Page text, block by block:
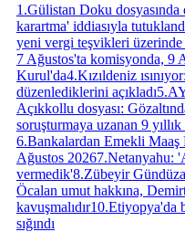
1 .Gülistan Doku
karartma' iddiasıyla
yeni vergi teşvikleri üzerinde
7 Ağustos'ta komisyonda, 9
Kurul'da4.Kızıldeniz
düzenlediklerini açıkladı5.
Açıkkollu dosyası:
soruşturmaya uzanan 9 yıllık
6.Bankalardan Emekli Maaş
Ağustos 20267.Netanyahu:
vermedik'8.Zübeyir
Öcalan umut hakkına,
kavuşmalıdır10.Etiyopya'da
sığındı